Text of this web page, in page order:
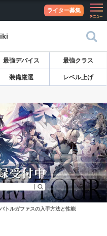
ライター募集
最強デバイス 最強クラス
装備厳選 レベル上げ
バトルガファスの入手方法と性能